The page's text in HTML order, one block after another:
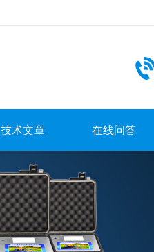
技术文章 在线问答